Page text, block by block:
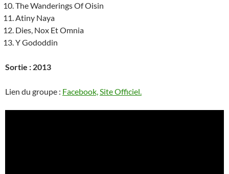
The Wanderings Of Oisin
Atiny Naya
Dies, Nox Et Omnia
Y Gododdin
Sortie : 2013
Lien du groupe : Facebook,Site Officiel.